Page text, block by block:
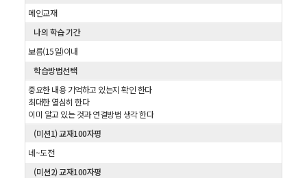
메인교재
나의 학습 기간
보름(15일)이내
학습방법선택
중요한 내용 기억하고 있는지 확인 한다
최대한 열심히 한다
이미 알고 있는 것과 연결방법 생각 한다
(미션1) 교재100자평
네~도전
(미션2) 교재100자평